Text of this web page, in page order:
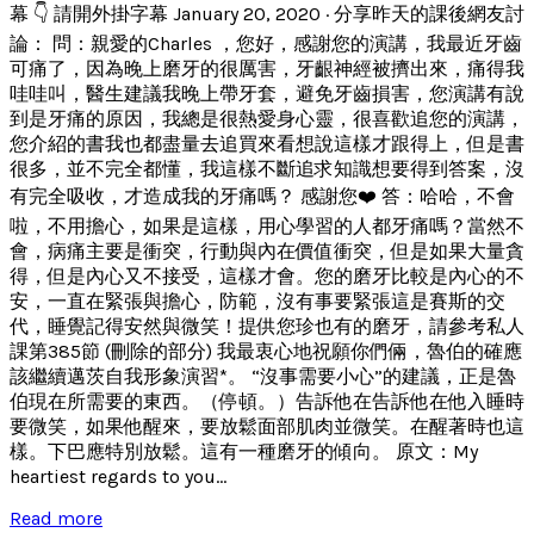
幕 👇 請開外掛字幕 January 20, 2020 · 分享昨天的課後網友討
論： 問：親愛的Charles ，您好，感謝您的演講，我最近牙齒
可痛了，因為晚上磨牙的很厲害，牙齦神經被擠出來，痛得我
哇哇叫，醫生建議我晚上帶牙套，避免牙齒損害，您演講有說
到是牙痛的原因，我總是很熱愛身心靈，很喜歡追您的演講，
您介紹的書我也都盡量去追買來看想說這樣才跟得上，但是書
很多，並不完全都懂，我這樣不斷追求知識想要得到答案，沒
有完全吸收，才造成我的牙痛嗎？ 感謝您❤️ 答：哈哈，不會
啦，不用擔心，如果是這樣，用心學習的人都牙痛嗎？當然不
會，病痛主要是衝突，行動與內在價值衝突，但是如果大量貪
得，但是內心又不接受，這樣才會。您的磨牙比較是內心的不
安，一直在緊張與擔心，防範，沒有事要緊張這是賽斯的交
代，睡覺記得安然與微笑！提供您珍也有的磨牙，請參考私人
課第385節 (刪除的部分) 我最衷心地祝願你們倆，魯伯的確應
該繼續邁茨自我形象演習*。 “沒事需要小心”的建議，正是魯
伯現在所需要的東西。（停頓。）告訴他在告訴他在他入睡時
要微笑，如果他醒來，要放鬆面部肌肉並微笑。在醒著時也這
樣。下巴應特別放鬆。這有一種磨牙的傾向。 原文：My
heartiest regards to you...
Read more